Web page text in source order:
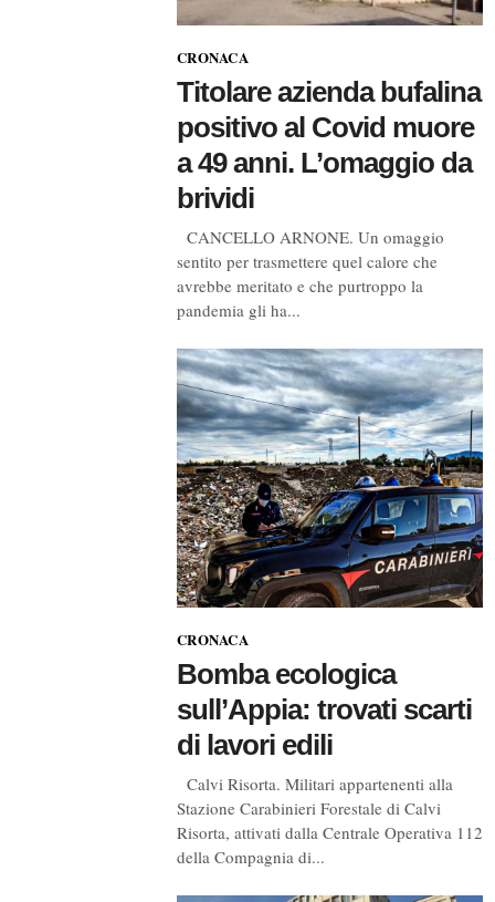
CRONACA
Titolare azienda bufalina
positivo al Covid muore
a 49 anni. L’omaggio da
brividi
CANCELLO ARNONE. Un omaggio
sentito per trasmettere quel calore che
avrebbe meritato e che purtroppo la
pandemia gli ha...
CRONACA
Bomba ecologica
sull’Appia: trovati scarti
di lavori edili
Calvi Risorta. Militari appartenenti alla
Stazione Carabinieri Forestale di Calvi
Risorta, attivati dalla Centrale Operativa 112
della Compagnia di...